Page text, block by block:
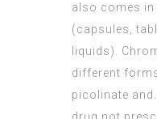
also comes in
(capsules,
liquids).
different
picolinate